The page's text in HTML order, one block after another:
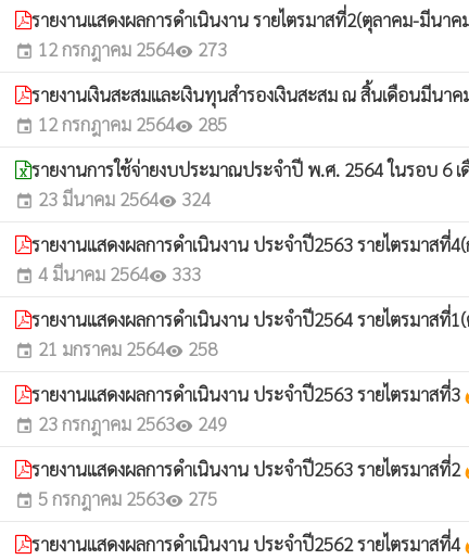
รายงานแสดงผลการดำเนินงาน รายไตรมาสที่2(ตุลาคม-มีนาค
event 12 กรกฎาคม 2564visibility 273
รายงานเงินสะสมและเงินทุนสำรองเงินสะสม ณ สิ้นเดือนมีน
event 12 กรกฎาคม 2564visibility 285
รายงานการใช้จ่ายงบประมาณประจำปี พ.ศ. 2564 ในรอบ 6
event 23 มีนาคม 2564visibility 324
รายงานแสดงผลการดำเนินงาน ประจำปี2563 รายไตรมาสที่
event 4 มีนาคม 2564visibility 333
รายงานแสดงผลการดำเนินงาน ประจำปี2564 รายไตรมาสที่
event 21 มกราคม 2564visibility 258
รายงานแสดงผลการดำเนินงาน ประจำปี2563 รายไตรมาสที่3
event 23 กรกฎาคม 2563visibility 249
รายงานแสดงผลการดำเนินงาน ประจำปี2563 รายไตรมาสที่2
event 5 กรกฎาคม 2563visibility 275
รายงานแสดงผลการดำเนินงาน ประจำปี2562 รายไตรมาสที่4